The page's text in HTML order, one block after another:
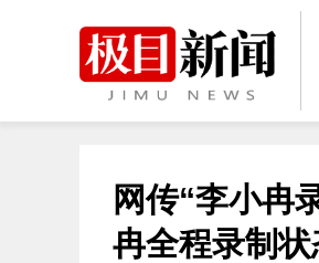
网传“李小冉
冉全程录制